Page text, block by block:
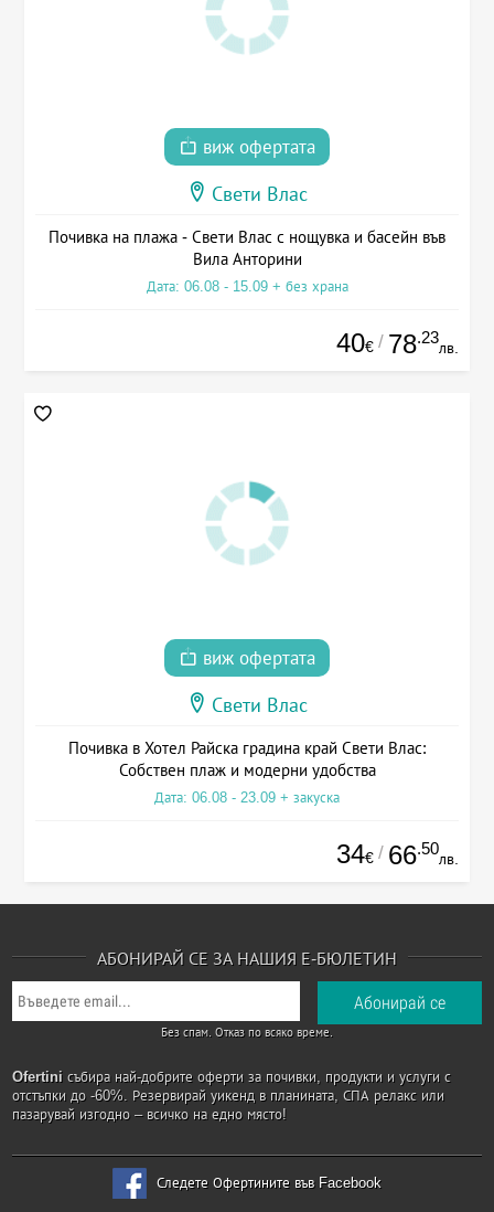
виж офертата
Свети Влас
Почивка на плажа - Свети Влас с нощувка и басейн във
Вила Анторини
Дата: 06.08 - 15.09 + без храна
40€ / 78.23
лв.
виж офертата
Свети Влас
Почивка в Хотел Райска градина край Свети Влас:
Собствен плаж и модерни удобства
Дата: 06.08 - 23.09 + закуска
34€ / 66.50
лв.
АБОНИРАЙ СЕ ЗА НАШИЯ Е-БЮЛЕТИН
Без спам. Отказ по всяко време.
Ofertini събира най-добрите оферти за почивки, продукти и услуги с
отстъпки до -60%. Резервирай уикенд в планината, СПА релакс или
пазарувай изгодно – всичко на едно място!
Следете Офертините във Facebook